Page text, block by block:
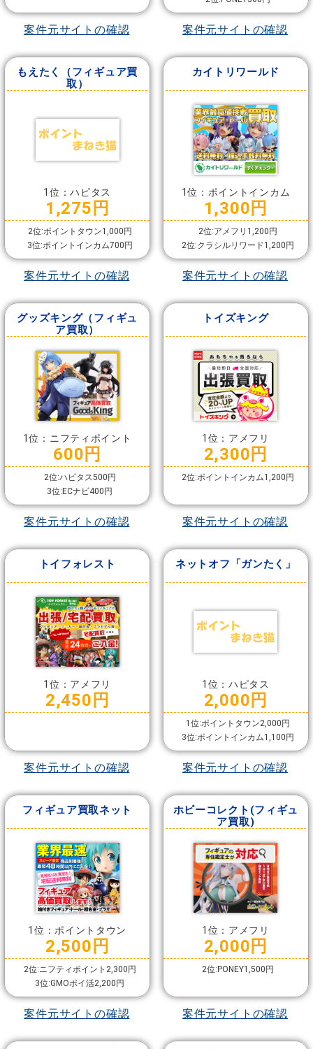
案件元サイトの確認 案件元サイトの確認
もえたく（フィギュア買
取）
1位：ハピタス
1,275円
2位:ポイントタウン1,000円
3位:ポイントインカム700円
案件元サイトの確認
カイトリワールド
1位：ポイントインカム
1,300円
2位:アメフリ1,200円
2位:クラシルリワード1,200円
案件元サイトの確認
グッズキング（フィギュ
ア買取）
1位：ニフティポイント
600円
2位:ハピタス500円
3位:ECナビ400円
案件元サイトの確認
トイズキング
1位：アメフリ
2,300円
2位:ポイントインカム1,200円
案件元サイトの確認
トイフォレスト
1位：アメフリ
2,450円
案件元サイトの確認
ネットオフ「ガンたく」
1位：ハピタス
2,000円
1位:ポイントタウン2,000円
3位:ポイントインカム1,100円
案件元サイトの確認
フィギュア買取ネット
1位：ポイントタウン
2,500円
2位:ニフティポイント2,300円
3位:GMOポイ活2,200円
案件元サイトの確認
ホビーコレクト(フィギュ
ア買取)
1位：アメフリ
2,000円
2位:PONEY1,500円
案件元サイトの確認